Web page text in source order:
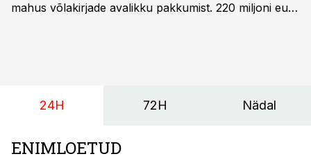
mahus võlakirjade avalikku pakkumist. 220 miljoni euro
24H 72H Nädal
ENIMLOETUD